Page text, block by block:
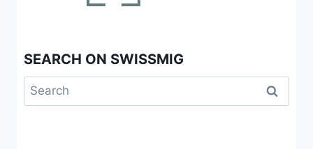
SEARCH ON SWISSMIG
Search
for: